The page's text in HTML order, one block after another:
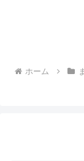
ホーム